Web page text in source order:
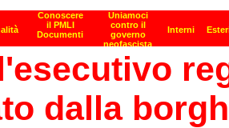
dalla